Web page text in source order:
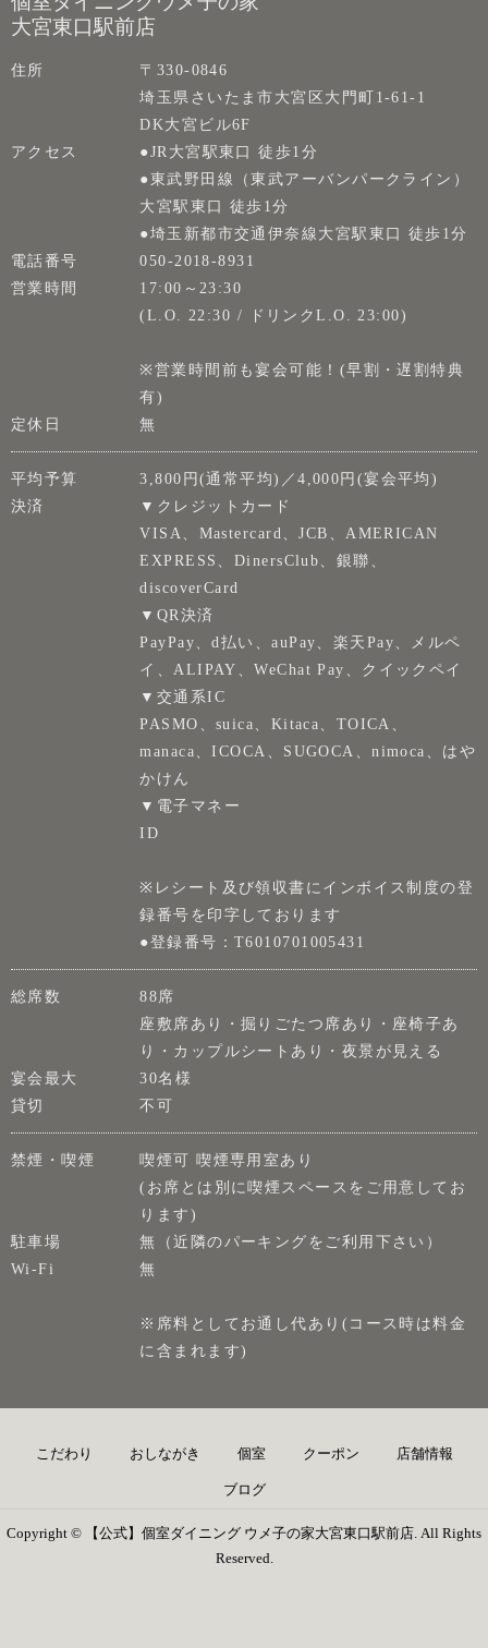
大宮東口駅前店
住所
〒330-0846
埼玉県さいたま市大宮区大門町1-61-1
DK大宮ビル6F
アクセス
●JR大宮駅東口 徒歩1分
●東武野田線（東武アーバンパークライン）
大宮駅東口 徒歩1分
●埼玉新都市交通伊奈線大宮駅東口 徒歩1分
電話番号
050-2018-8931
営業時間
17:00～23:30
(L.O. 22:30 / ドリンクL.O. 23:00)
※営業時間前も宴会可能！(早割・遅割特典
有)
定休日
無
平均予算
3,800円(通常平均)／4,000円(宴会平均)
決済
▼クレジットカード
VISA、Mastercard、JCB、AMERICAN
EXPRESS、DinersClub、銀聯、
discoverCard
▼QR決済
PayPay、d払い、auPay、楽天Pay、メルペ
イ、ALIPAY、WeChat Pay、クイックペイ
▼交通系IC
PASMO、suica、Kitaca、TOICA、
manaca、ICOCA、SUGOCA、nimoca、はや
かけん
▼電子マネー
ID
※レシート及び領収書にインボイス制度の登
録番号を印字しております
●登録番号：T6010701005431
総席数
88席
座敷席あり・掘りごたつ席あり・座椅子あ
り・カップルシートあり・夜景が見える
宴会最大
30名様
貸切
不可
禁煙・喫煙
喫煙可 喫煙専用室あり
(お席とは別に喫煙スペースをご用意してお
ります)
駐車場
無（近隣のパーキングをご利用下さい）
Wi-Fi
無
※席料としてお通し代あり(コース時は料金
に含まれます)
こだわり おしながき 個室 クーポン 店舗情報
ブログ
Copyright © 【公式】個室ダイニング ウメ子の家大宮東口駅前店. All Rights
Reserved.